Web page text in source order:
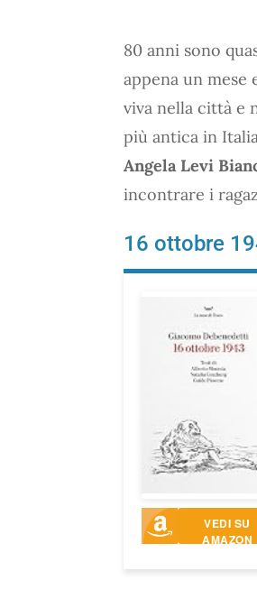
80 anni sono
appena un mese
viva nella città e
più antica in
Angela Levi
incontrare i
16 ottobre
VEDI SU
AMAZON